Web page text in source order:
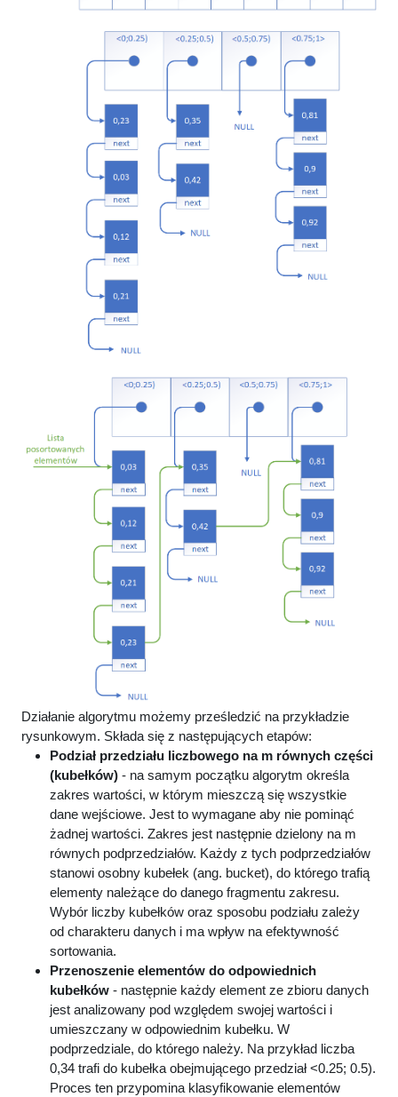
Działanie algorytmu możemy prześledzić na przykładzie
rysunkowym. Składa się z następujących etapów:
Podział przedziału liczbowego na m równych części
(kubełków) - na samym początku algorytm określa
zakres wartości, w którym mieszczą się wszystkie
dane wejściowe. Jest to wymagane aby nie pominąć
żadnej wartości. Zakres jest następnie dzielony na m
równych podprzedziałów. Każdy z tych podprzedziałów
stanowi osobny kubełek (ang. bucket), do którego trafią
elementy należące do danego fragmentu zakresu.
Wybór liczby kubełków oraz sposobu podziału zależy
od charakteru danych i ma wpływ na efektywność
sortowania.
Przenoszenie elementów do odpowiednich
kubełków - następnie każdy element ze zbioru danych
jest analizowany pod względem swojej wartości i
umieszczany w odpowiednim kubełku. W
podprzedziale, do którego należy. Na przykład liczba
0,34 trafi do kubełka obejmującego przedział <0.25; 0.5).
Proces ten przypomina klasyfikowanie elementów